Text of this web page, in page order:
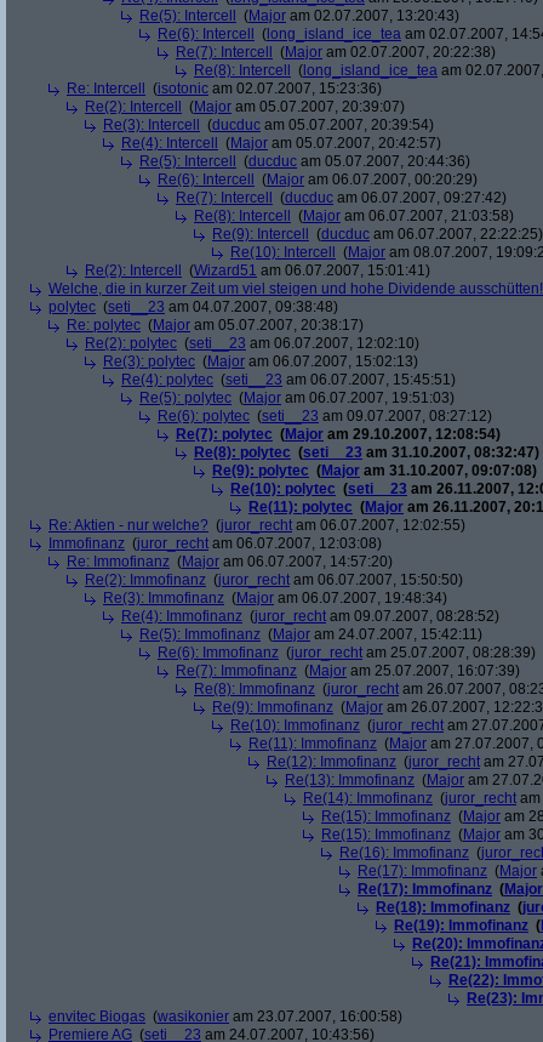
Re(5): Intercell
(Major am 02.07.2007, 13:20:43)
Re(6): Intercell
( long_island_ice_tea am 02.07.2007,
Re(7): Intercell
(Major am 02.07.2007, 20:22:38)
Re(8): Intercell
( long_island_ice_tea am
Re: Intercell
(isotonic am 02.07.2007, 15:23:36)
Re(2): Intercell
(Major am 05.07.2007, 20:39:07)
Re(3): Intercell
(ducduc am 05.07.2007, 20:39:54)
Re(4): Intercell
(Major am 05.07.2007, 20:42:57)
Re(5): Intercell
(ducduc am 05.07.2007, 20:44:36)
Re(6): Intercell
(Major am 06.07.2007, 00:20:29)
Re(7): Intercell
(ducduc am 06.07.2007, 09:27:42)
Re(8): Intercell
(Major am 06.07.2007, 21:03:58)
Re(9): Intercell
(ducduc am 06.07.2007, 22:22:25)
Re(10): Intercell
(Major am 08.07.2007,
Re(2): Intercell
(Wizard51 am 06.07.2007, 15:01:41)
Welche, die in kurzer Zeit um viel steigen und hohe Dividende
polytec (seti__23 am 04.07.2007, 09:38:48)
Re: polytec (Major am 05.07.2007, 20:38:17)
Re(2): polytec (seti__23 am 06.07.2007, 12:02:10)
Re(3): polytec (Major am 06.07.2007, 15:02:13)
Re(4): polytec (seti__23 am 06.07.2007, 15:45:51)
Re(5): polytec (Major am 06.07.2007, 19:51:03)
Re(6): polytec (seti__23 am 09.07.2007, 08:27:12)
Re(7): polytec (Major am 29.10.2007, 12:08:54)
Re(8): polytec (seti__23 am 31.10.2007, 08:32:47)
Re(9): polytec (Major am 31.10.2007, 09:07:08)
Re(10): polytec (seti__23 am 26.11.2007,
Re(11): polytec (Major am 26.11.2007,
Re: Aktien - nur welche? (juror_recht am 06.07.2007, 12:02:55)
Immofinanz (juror_recht am 06.07.2007, 12:03:08)
Re: Immofinanz (Major am 06.07.2007, 14:57:20)
Re(2): Immofinanz (juror_recht am 06.07.2007, 15:50:50)
Re(3): Immofinanz (Major am 06.07.2007, 19:48:34)
Re(4): Immofinanz (juror_recht am 09.07.2007, 08:28:52)
Re(5): Immofinanz (Major am 24.07.2007, 15:42:11)
Re(6): Immofinanz (juror_recht am 25.07.2007, 08:28:39)
Re(7): Immofinanz (Major am 25.07.2007, 16:07:39)
Re(8): Immofinanz (juror_recht am 26.07.2007,
Re(9): Immofinanz (Major am 26.07.2007,
Re(10): Immofinanz (juror_recht am
Re(11): Immofinanz (Major am 27.07.2007,
Re(12): Immofinanz (juror_recht am
Re(13): Immofinanz (Major am
Re(14): Immofinanz (juror_recht
Re(15): Immofinanz (Major am
Re(15): Immofinanz (Major am
Re(16): Immofinanz (
Re(17): Immofinanz (Major
Re(17): Immofinanz (Major
Re(18): Immofinanz (
Re(19): Immofinanz (
Re(20):
Re(21):
Re(22):
Re(23):
envitec Biogas (wasikonier am 23.07.2007, 16:00:58)
Premiere AG (seti__23 am 24.07.2007, 10:43:56)